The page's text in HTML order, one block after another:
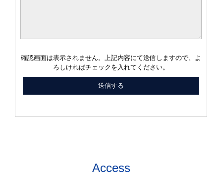
確認画面は表示されません。上記内容にて送信しますので、よ
ろしければチェックを入れてください。
Access